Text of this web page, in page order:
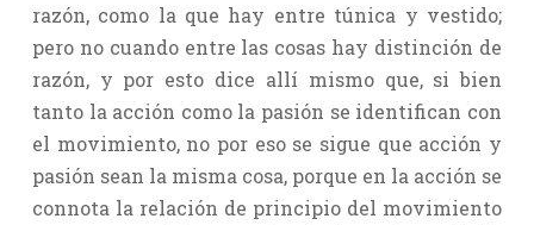
razón, como la que hay entre túnica y vestido;
pero no cuando entre las cosas hay distinción de
razón, y por esto dice allí mismo que, si bien
tanto la acción como la pasión se identifican con
el movimiento, no por eso se sigue que acción y
pasión sean la misma cosa, porque en la acción se
connota la relación de principio del movimiento